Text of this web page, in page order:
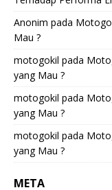
Anonim pada
Mau ?
motogokil pada
yang Mau ?
motogokil pada
yang Mau ?
motogokil pada
yang Mau ?
META